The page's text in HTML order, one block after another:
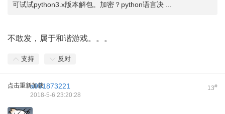
可试试python3.x版本解包。加密？python语言决 ...
不敢发，属于和谐游戏。。。
支持 反对
点击重新加载 13#
a951873221
2018-5-6 23:20:28